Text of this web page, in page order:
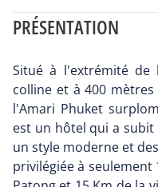
PRÉSENTATION
Situé à l'extrémité de
colline et à 400
l'Amari Phuket
est un hôtel qui a
un style moderne et
privilégiée à